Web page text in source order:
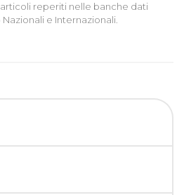
reperiti nelle banche dati
e Internazionali.